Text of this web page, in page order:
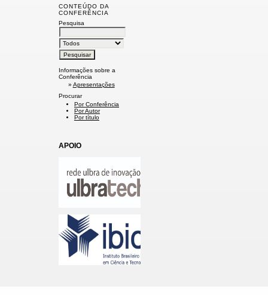
CONTEÚDO DA
CONFERÊNCIA
Pesquisa
Informações sobre a
Conferência
» Apresentações
Procurar
Por Conferência
Por Autor
Por título
APOIO